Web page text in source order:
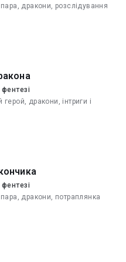
пара, дракони, розслідування
герой, дракони, інтриги і
пара, дракони, потраплянка